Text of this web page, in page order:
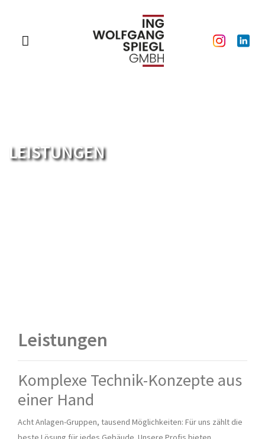
LEISTUNGEN
Leistungen
Komplexe Technik-Konzepte aus
einer Hand
Acht Anlagen-Gruppen, tausend Möglichkeiten: Für uns zählt die